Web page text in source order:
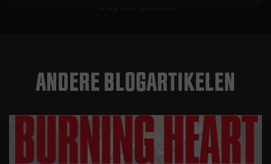
Terug naar overzicht
ANDERE BLOGARTIKELEN